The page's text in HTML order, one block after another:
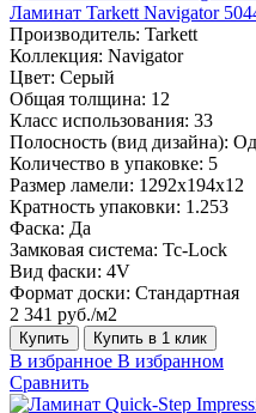
Ламинат Tarkett Navigator
Производитель: Tarkett
Коллекция: Navigator
Цвет: Серый
Общая толщина: 12
Класс использования: 33
Полосность (вид дизайна):
Количество в упаковке: 5
Размер ламели: 1292х194х12
Кратность упаковки: 1.253
Фаска: Да
Замковая система: Tc-Lock
Вид фаски: 4V
Формат доски: Стандартная
2 341 руб./м2
Купить Купить в 1 клик
В избранное В избранном
Сравнить